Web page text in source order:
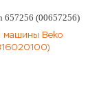
657256 (00657256)